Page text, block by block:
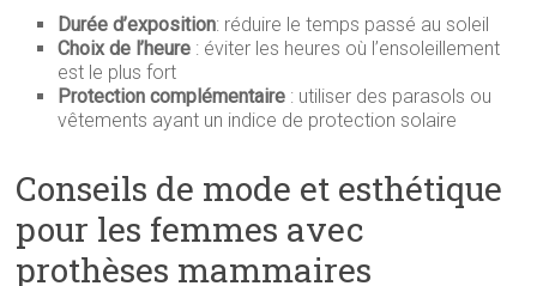
Durée d’exposition: réduire le temps passé au soleil
Choix de l’heure : éviter les heures où l’ensoleillement
est le plus fort
Protection complémentaire : utiliser des parasols ou
vêtements ayant un indice de protection solaire
Conseils de mode et esthétique
pour les femmes avec
prothèses mammaires